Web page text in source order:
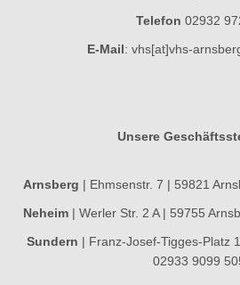
Telefon 02932
E-Mail : vhs[at]vhs-
Unsere
Arnsberg | Ehmsenstr. 7 | 59821
Neheim | Werler Str. 2 A | 59755
Sundern
| Franz-Josef-Tigges-Platz
02933 9099